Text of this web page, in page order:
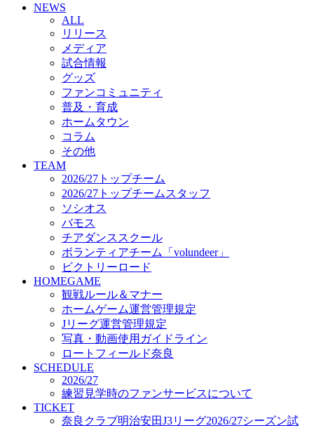
ボランティアチーム「volundeer」
ビクトリーロード
HOMEGAME
観戦ルール＆マナー
ホームゲーム運営管理規定
Jリーグ運営管理規定
写真・動画使用ガイドライン
ロートフィールド奈良
SCHEDULE
2026/27
練習見学時のファンサービスについて
TICKET
奈良クラブ明治安田J3リーグ2026/27シーズン試
合観戦チケット
奈良クラブ明治安田Ｊ3リーグ 2026/27シーズン
「鹿パス」
観戦ルール＆マナー
FANCOMMUNITY
2026/27ファンコミュニティ
サポートショップ
GOODS
オフィシャルストア（実店舗）
オンラインストア
ACADEMY
アカデミーについて
プロジェクト
コーチ&スタッフ
ジュニア
ジュニアユース
ユース
NEWS
ALL
リリース
メディア
試合情報
グッズ
ファンコミュニティ
普及・育成
ホームタウン
コラム
その他
TEAM
2026/27トップチーム
2026/27トップチームスタッフ
ソシオス
バモス
チアダンススクール
ボランティアチーム「volundeer」
ビクトリーロード
HOMEGAME
観戦ルール＆マナー
ホームゲーム運営管理規定
Jリーグ運営管理規定
写真・動画使用ガイドライン
ロートフィールド奈良
SCHEDULE
2026/27
練習見学時のファンサービスについて
TICKET
奈良クラブ明治安田J3リーグ2026/27シーズン試